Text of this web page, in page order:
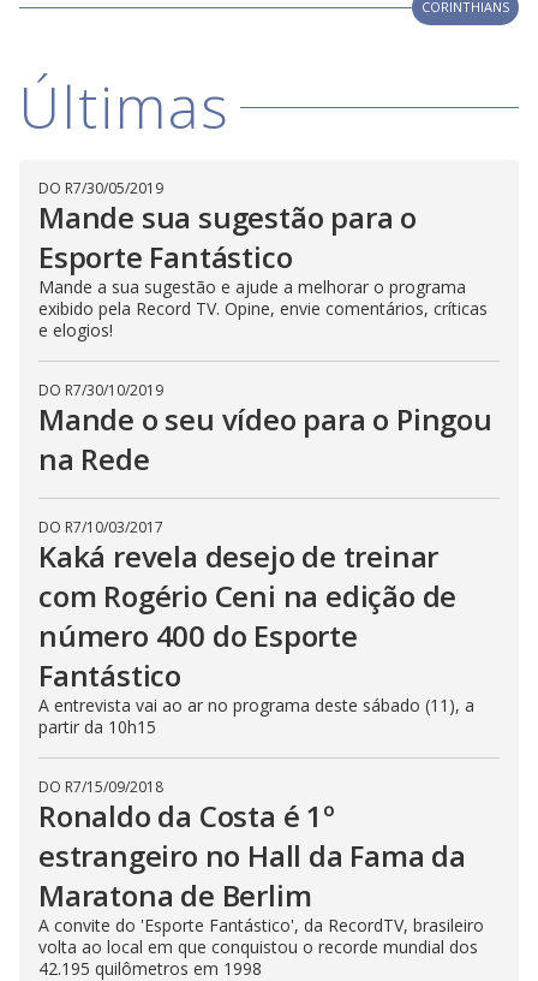
V
i
e
o
d CORINTHIANS
Últimas
DO R7/30/05/2019
Mande sua sugestão para o
Esporte Fantástico
Mande a sua sugestão e ajude a melhorar o programa
exibido pela Record TV. Opine, envie comentários, críticas
e elogios!
DO R7/30/10/2019
Mande o seu vídeo para o Pingou
na Rede
DO R7/10/03/2017
Kaká revela desejo de treinar
com Rogério Ceni na edição de
número 400 do Esporte
Fantástico
A entrevista vai ao ar no programa deste sábado (11), a
partir da 10h15
DO R7/15/09/2018
Ronaldo da Costa é 1º
estrangeiro no Hall da Fama da
Maratona de Berlim
A convite do 'Esporte Fantástico', da RecordTV, brasileiro
volta ao local em que conquistou o recorde mundial dos
42.195 quilômetros em 1998